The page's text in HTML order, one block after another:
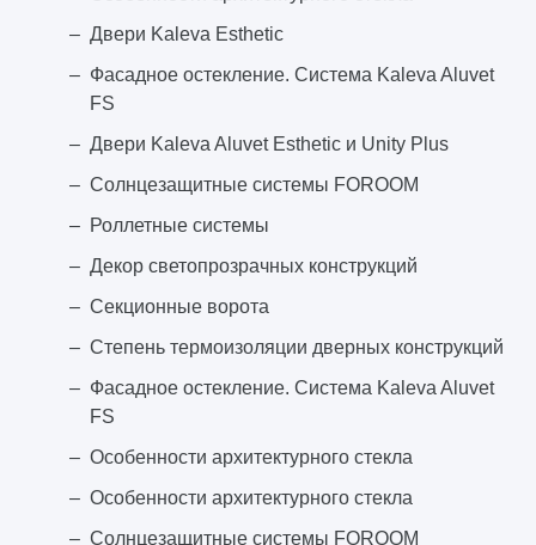
Двери Kaleva Esthetic
Фасадное остекление. Система Kaleva Aluvet
FS
Двери Kaleva Aluvet Esthetic и Unity Plus
Солнцезащитные системы FOROOM
Роллетные системы
Декор светопрозрачных конструкций
Секционные ворота
Степень термоизоляции дверных конструкций
Фасадное остекление. Система Kaleva Aluvet
FS
Особенности архитектурного стекла
Особенности архитектурного стекла
Солнцезащитные системы FOROOM